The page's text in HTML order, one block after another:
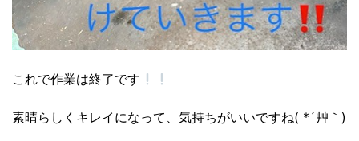
これで作業は終了です
素晴らしくキレイになって、気持ちがいいですね( *´艸｀)